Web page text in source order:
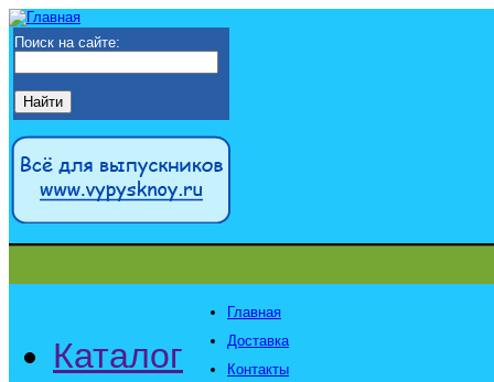
Поиск на сайте:
Каталог
Главная
Доставка
Контакты